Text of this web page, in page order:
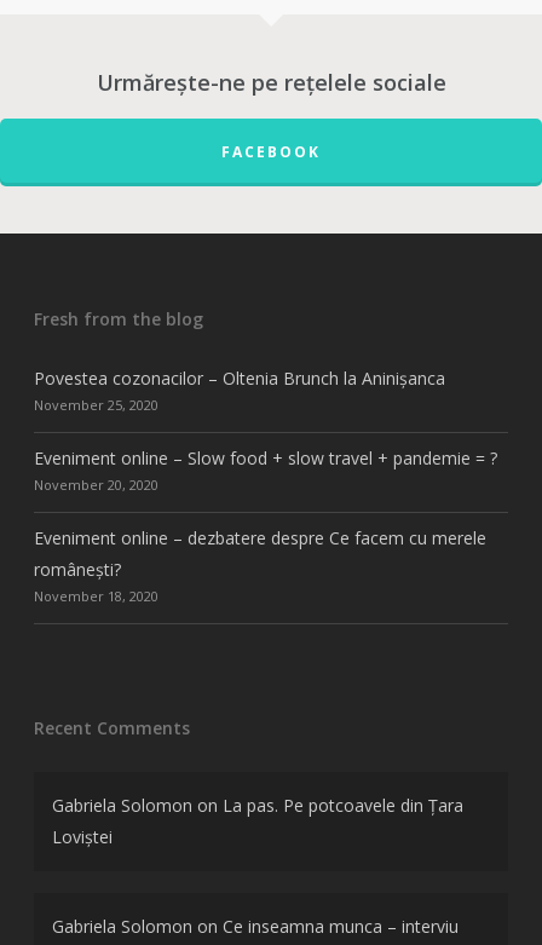
Urmărește-ne pe rețelele sociale
FACEBOOK
Fresh from the blog
Povestea cozonacilor – Oltenia Brunch la Aninișanca
November 25, 2020
Eveniment online – Slow food + slow travel + pandemie = ?
November 20, 2020
Eveniment online – dezbatere despre Ce facem cu merele
românești?
November 18, 2020
Recent Comments
Gabriela Solomon on La pas. Pe potcoavele din Țara
Loviștei
Gabriela Solomon on Ce inseamna munca – interviu